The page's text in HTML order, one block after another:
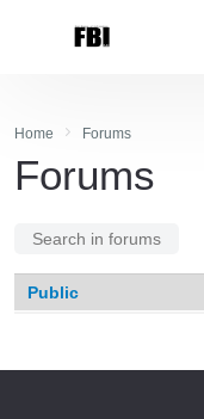
Home Forums
Forums
Search in forums
Public